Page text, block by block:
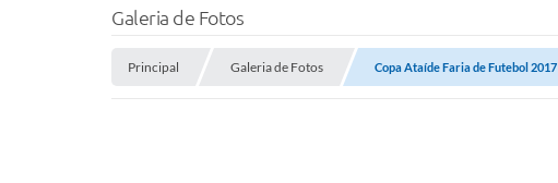
Galeria de Fotos
Principal Galeria de Fotos Copa Ataíde Faria de Futebol 2017